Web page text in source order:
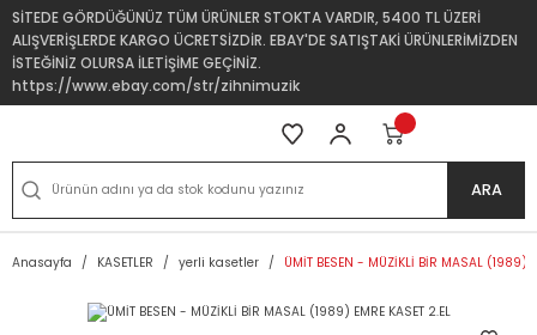
SİTEDE GÖRDÜĞÜNÜZ TÜM ÜRÜNLER STOKTA VARDIR, 5400 TL ÜZERİ
ALIŞVERİŞLERDE KARGO ÜCRETSİZDİR. EBAY'DE SATIŞTAKİ ÜRÜNLERİMİZDEN
İSTEĞİNİZ OLURSA İLETİŞİME GEÇİNİZ.
https://www.ebay.com/str/zihnimuzik
ARA
Anasayfa KASETLER yerli kasetler ÜMİT BESEN - MÜZİKLİ BİR MASAL (1989)